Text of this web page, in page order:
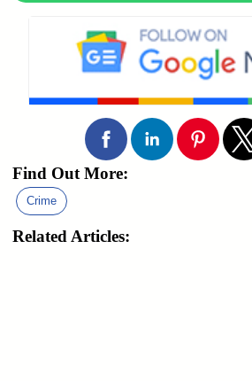
Find Out More:
Crime
Related Articles: